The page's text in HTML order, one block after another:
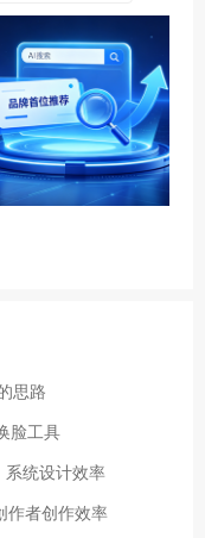
思路
脸工具
统设计效率
作者创作效率